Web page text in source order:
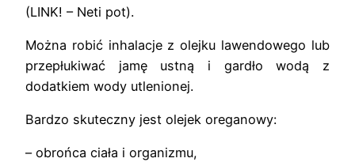
(LINK! – Neti pot).
Można robić inhalacje z olejku lawendowego lub
przepłukiwać jamę ustną i gardło wodą z
dodatkiem wody utlenionej.
Bardzo skuteczny jest olejek oreganowy:
– obrońca ciała i organizmu,